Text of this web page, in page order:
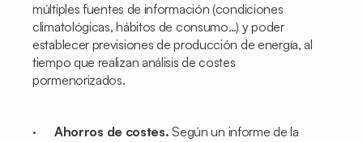
múltiples fuentes de información (condiciones
climatológicas, hábitos de consumo…) y poder
establecer previsiones de producción de energía, al
tiempo que realizan análisis de costes
pormenorizados.
· Ahorros de costes.Según un informe de la